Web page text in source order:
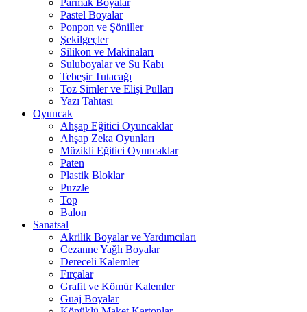
Parmak Boyalar
Pastel Boyalar
Ponpon ve Şöniller
Şekilgeçler
Silikon ve Makinaları
Suluboyalar ve Su Kabı
Tebeşir Tutacağı
Toz Simler ve Elişi Pulları
Yazı Tahtası
Oyuncak
Ahşap Eğitici Oyuncaklar
Ahşap Zeka Oyunları
Müzikli Eğitici Oyuncaklar
Paten
Plastik Bloklar
Puzzle
Top
Balon
Sanatsal
Akrilik Boyalar ve Yardımcıları
Cezanne Yağlı Boyalar
Dereceli Kalemler
Fırçalar
Grafit ve Kömür Kalemler
Guaj Boyalar